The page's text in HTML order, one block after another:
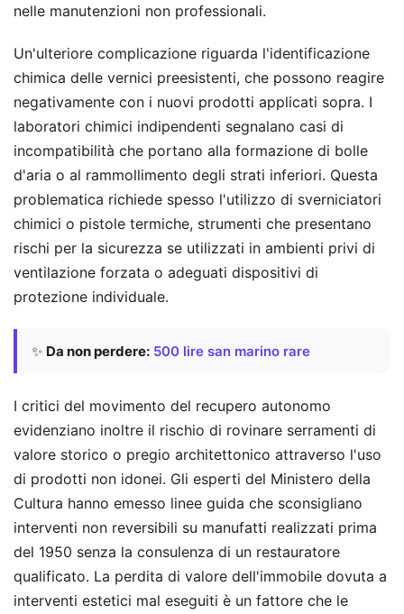
nelle manutenzioni non professionali.
Un'ulteriore complicazione riguarda l'identificazione
chimica delle vernici preesistenti, che possono reagire
negativamente con i nuovi prodotti applicati sopra. I
laboratori chimici indipendenti segnalano casi di
incompatibilità che portano alla formazione di bolle
d'aria o al rammollimento degli strati inferiori. Questa
problematica richiede spesso l'utilizzo di sverniciatori
chimici o pistole termiche, strumenti che presentano
rischi per la sicurezza se utilizzati in ambienti privi di
ventilazione forzata o adeguati dispositivi di
protezione individuale.
✨ Da non perdere: 500 lire san marino rare
I critici del movimento del recupero autonomo
evidenziano inoltre il rischio di rovinare serramenti di
valore storico o pregio architettonico attraverso l'uso
di prodotti non idonei. Gli esperti del Ministero della
Cultura hanno emesso linee guida che sconsigliano
interventi non reversibili su manufatti realizzati prima
del 1950 senza la consulenza di un restauratore
qualificato. La perdita di valore dell'immobile dovuta a
interventi estetici mal eseguiti è un fattore che le